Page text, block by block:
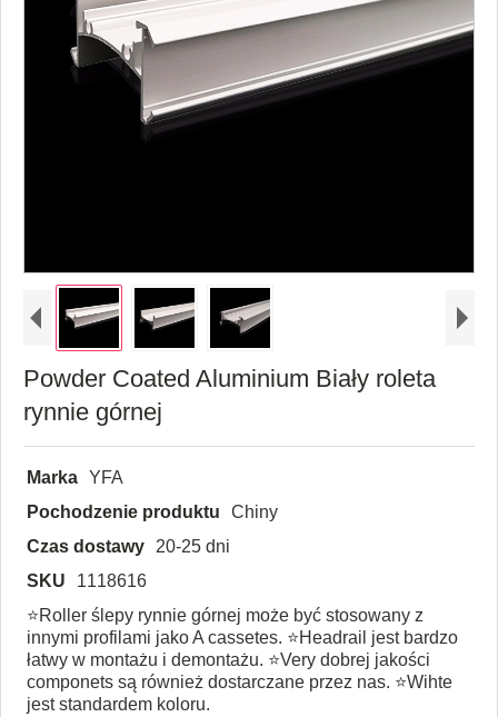
Powder Coated Aluminium Biały roleta
rynnie górnej
Marka YFA
Pochodzenie produktu
Chiny
Czas dostawy
20-25 dni
SKU
1118616
⭐Roller ślepy rynnie górnej może być stosowany z
innymi profilami jako A cassetes. ⭐Headrail jest bardzo
łatwy w montażu i demontażu. ⭐Very dobrej jakości
componets są również dostarczane przez nas. ⭐Wihte
jest standardem koloru.